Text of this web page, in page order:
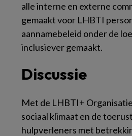
alle interne en externe
gemaakt voor LHBTI
aannamebeleid onder de
inclusiever gemaakt.
Discussie
Met de LHBTI+
sociaal klimaat en de
hulpverleners met